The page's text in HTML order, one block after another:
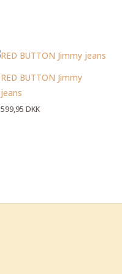
RED BUTTON Jimmy
jeans
599,95DKK